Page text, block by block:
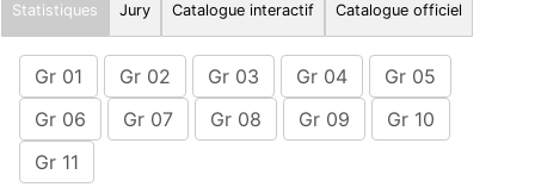
Statistiques Jury Catalogue interactif Catalogue officiel
Gr 01 Gr 02 Gr 03 Gr 04
Gr 05
Gr 06
Gr 07 Gr 08 Gr 09
Gr 10
Gr 11